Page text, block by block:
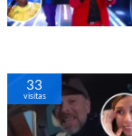
33
visitas